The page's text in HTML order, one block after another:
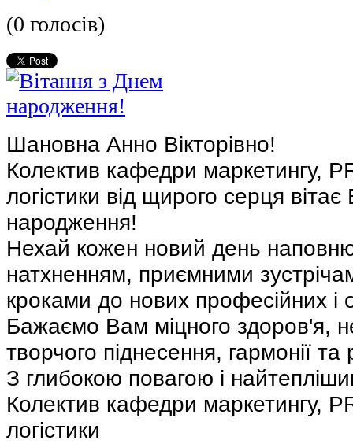
(0 голосів)
Шановна Анно Вікторівно!
Колектив кафедри маркетингу,
логістики від щирого серця
народження!
Нехай кожен новий день
натхненням, приємними
кроками до нових професійних і
Бажаємо Вам міцного здоров'я,
творчого піднесення, гармонії
З глибокою повагою і
Колектив кафедри маркетингу,
логістики